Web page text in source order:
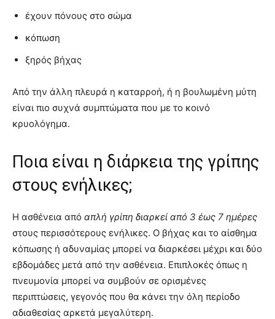
έχουν πόνους στο σώμα
κόπωση
ξηρός βήχας
Από την άλλη πλευρά η καταρροή, ή η βουλωμένη μύτη
είναι πιο συχνά συμπτώματα που με το κοινό
κρυολόγημα.
Ποια είναι η διάρκεια της γρίπης
στους ενήλικες;
Η ασθένεια από απλή γρίπη διαρκεί από 3 έως 7 ημέρες
στους περισσότερους ενήλικες. Ο βήχας και το αίσθημα
κόπωσης ή αδυναμίας μπορεί να διαρκέσει μέχρι και δύο
εβδομάδες μετά από την ασθένεια. Επιπλοκές όπως η
πνευμονία μπορεί να συμβούν σε ορισμένες
περιπτώσεις, γεγονός που θα κάνει την όλη περίοδο
αδιαθεσίας αρκετά μεγαλύτερη.